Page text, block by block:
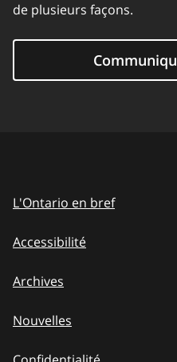
de plusieurs façons.
L'Ontario en bref
Accessibilité
Archives
Nouvelles